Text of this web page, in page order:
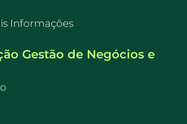
Informações
Gestão de Negócios e